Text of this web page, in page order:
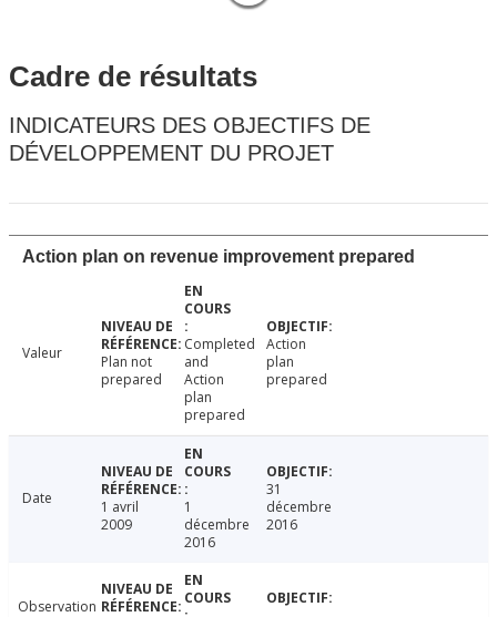
Cadre de résultats
INDICATEURS DES OBJECTIFS DE
DÉVELOPPEMENT DU PROJET
Action plan on revenue improvement prepared
Valeur
Plan not
prepared
Completed
and
Action
plan
prepared
Action
plan
prepared
Date
1 avril
2009
1
décembre
2016
31
décembre
2016
Observation